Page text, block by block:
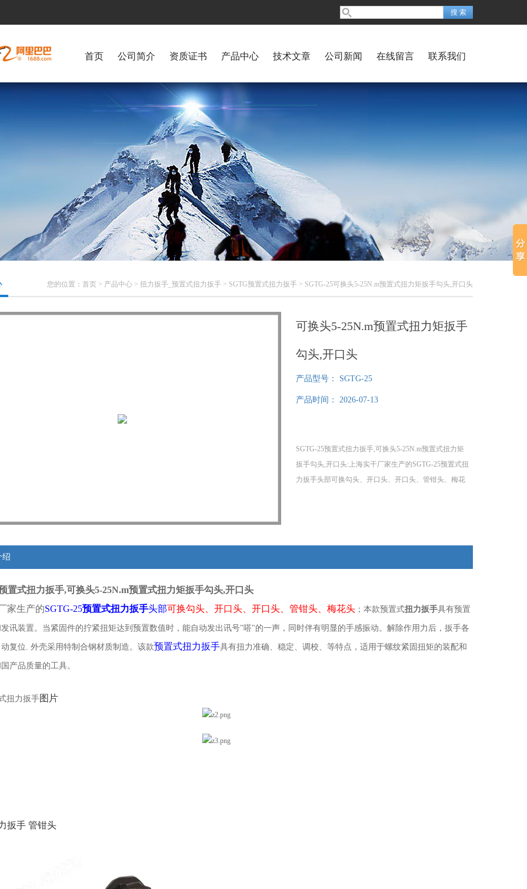
首页 公司简介 资质证书 产品中心 技术文章 公司新闻 在线留言 联系我们
您的位置： 首页 > 产品中心 > 扭力扳手_预置式扭力扳手 > SGTG预置式扭力扳手 > SGTG-25可换头5-25N.m预置式扭力矩扳手勾头,开口头
可换头5-25N.m预置式扭力矩扳手
勾头,开口头
产品型号： SGTG-25
产品时间： 2026-07-13
SGTG-25预置式扭力扳手,可换头5-25N.m预置式扭力矩
扳手勾头,开口头:上海实干厂家生产的SGTG-25预置式扭
力扳手头部可换勾头、开口头、开口头、管钳头、梅花
绍
置式扭力扳手,可换头5-25N.m预置式扭力矩扳手勾头,开口头
家生产的SGTG-25预置式扭力扳手头部可换勾头、开口头、开口头、管钳头、梅花头 ；本款预置式扭力扳手具有预置
讯装置。当紧固件的拧紧扭矩达到预置数值时，能自动发出讯号"嗒"的一声，同时伴有明显的手感振动。解除作用力后，扳手各
复位. 外壳采用特制合钢材质制造。该款预置式扭力扳手具有扭力准确、稳定、调校、等特点，适用于螺纹紧固扭矩的装配和
产品质量的工具。
扭力扳手图片
扳手 管钳头